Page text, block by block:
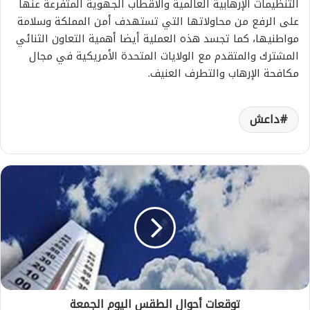
التنظيمات الإرهابية العالمية والأقطاب الجهوية المتفرعة عنها
على الرفع من محاولاتها التي تستهدف أمن المملكة وسلامة
مواطنيها، كما تجسد هذه العملية أيضا أهمية التعاون الثنائي
المشترك والمتقدم مع الولايات المتحدة الأمريكية في مجال
مكافحة الإرهاب والتطرف العنيف.
داعش
ت
ق
ح
و
توقعات أحوال الطقس اليوم الجمعة